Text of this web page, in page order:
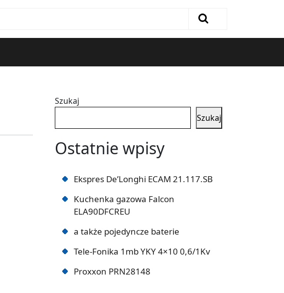
Szukaj
Szukaj
Ostatnie wpisy
Ekspres De’Longhi ECAM 21.117.SB
Kuchenka gazowa Falcon
ELA90DFCREU
a także pojedyncze baterie
Tele-Fonika 1mb YKY 4×10 0,6/1Kv
Proxxon PRN28148